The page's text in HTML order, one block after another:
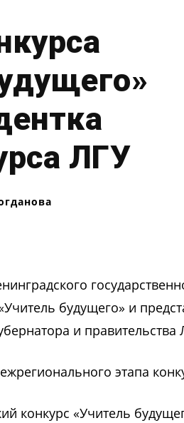
ЛГУ
будущего» и
и правительства
этапа
конкурс «Учитель